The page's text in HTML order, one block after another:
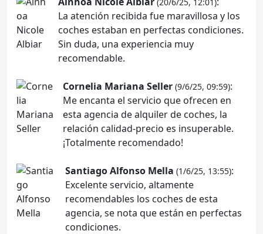
La atención recibida fue maravillosa y los
coches estaban en perfectas condiciones.
Sin duda, una experiencia muy
recomendable.
Cornelia Mariana Seller (9/6/25, 09:59):
Me encanta el servicio que ofrecen en
esta agencia de alquiler de coches, la
relación calidad-precio es insuperable.
¡Totalmente recomendado!
Santiago Alfonso Mella (1/6/25, 13:55):
Excelente servicio, altamente
recomendables los coches de esta
agencia, se nota que están en perfectas
condiciones.